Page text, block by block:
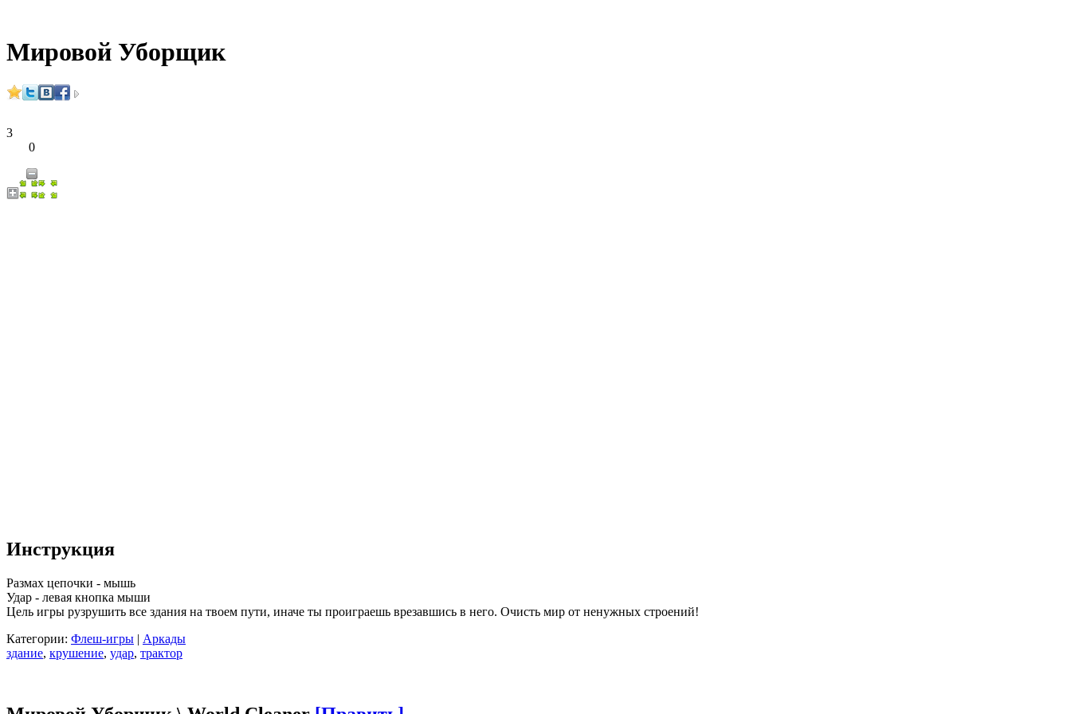
Мировой Уборщик
3
0
Инструкция
Размах цепочки - мышь
Удар - левая кнопка мыши
Цель игры рузрушить все здания на твоем пути, иначе ты проиграешь врезавшись в него. Очисть мир от ненужных строений!
Категории: Флеш-игры | Аркады
здание, крушение, удар, трактор